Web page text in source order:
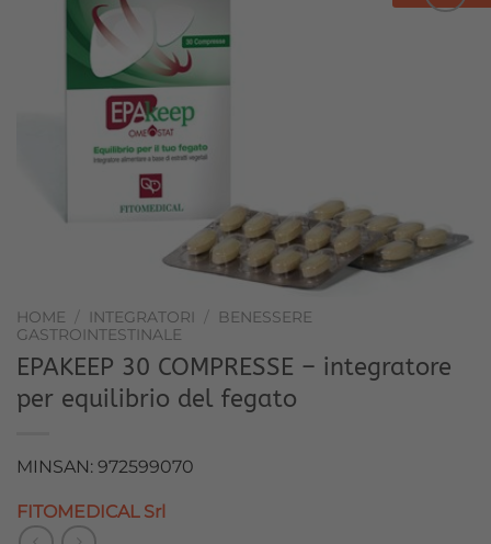
HOME / INTEGRATORI /
BENESSERE
GASTROINTESTINALE
EPAKEEP 30 COMPRESSE – integratore
per equilibrio del fegato
MINSAN: 972599070
FITOMEDICAL Srl